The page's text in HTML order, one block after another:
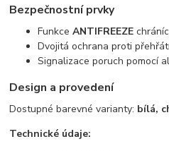
Bezpečnostní prvky
FunkceANTIFREEZE
Dvojitá ochrana proti
Signalizace poruch pomocí
Design a provedení
Dostupné barevné varianty: bílá,
Technické údaje: